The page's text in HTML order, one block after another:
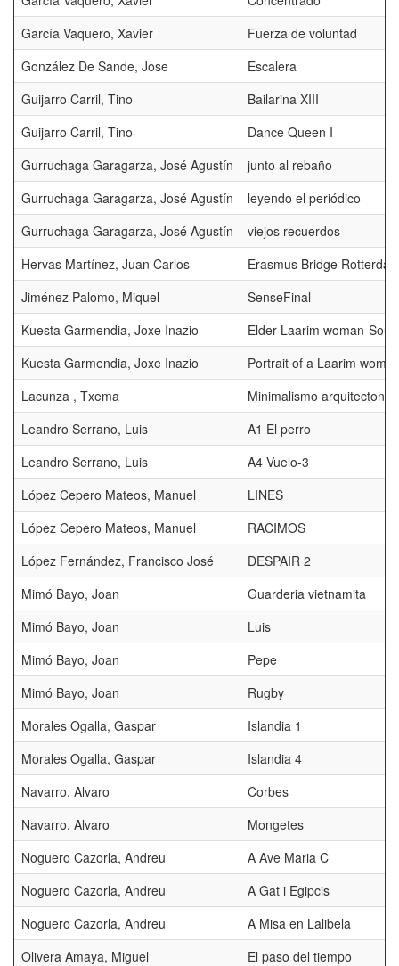
García Vaquero, Xavier
Fuerza de voluntad
González De Sande, Jose
Escalera
Guijarro Carril, Tino
Bailarina XIII
Guijarro Carril, Tino
Dance Queen I
Gurruchaga Garagarza, José Agustín
junto al rebaño
Gurruchaga Garagarza, José Agustín
leyendo el periódico
Gurruchaga Garagarza, José Agustín
viejos recuerdos
Hervas Martínez, Juan Carlos
Erasmus Bridge
Jiménez Palomo, Miquel
SenseFinal
Kuesta Garmendia, Joxe Inazio
Elder Laarim woman-
Kuesta Garmendia, Joxe Inazio
Portrait of a Laarim
Lacunza , Txema
Minimalismo
Leandro Serrano, Luis
A1 El perro
Leandro Serrano, Luis
A4 Vuelo-3
López Cepero Mateos, Manuel
LINES
López Cepero Mateos, Manuel
RACIMOS
López Fernández, Francisco José
DESPAIR 2
Mimó Bayo, Joan
Guarderia vietnamita
Mimó Bayo, Joan
Luis
Mimó Bayo, Joan
Pepe
Mimó Bayo, Joan
Rugby
Morales Ogalla, Gaspar
Islandia 1
Morales Ogalla, Gaspar
Islandia 4
Navarro, Alvaro
Corbes
Navarro, Alvaro
Mongetes
Noguero Cazorla, Andreu
A Ave Maria C
Noguero Cazorla, Andreu
A Gat i Egipcis
Noguero Cazorla, Andreu
A Misa en Lalibela
Olivera Amaya, Miguel
El paso del tiempo